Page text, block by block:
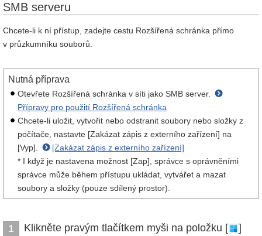
SMB serveru
Chcete-li k ní přístup, zadejte cestu Rozšířená schránka přímo
v průzkumníku souborů.
Nutná příprava
Otevřete Rozšířená schránka v síti jako SMB server.
Přípravy pro použití Rozšířená schránka
Chcete-li uložit, vytvořit nebo odstranit soubory nebo složky z
počítače, nastavte [Zakázat zápis z externího zařízení] na
[Vyp].
[Zakázat zápis z externího zařízení]
* I když je nastavena možnost [Zap], správce s oprávněními
správce může během přístupu ukládat, vytvářet a mazat
soubory a složky (pouze sdílený prostor).
1 Klikněte pravým tlačítkem myši na položku [
]